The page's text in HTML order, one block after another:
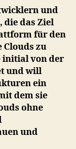
und
die das Ziel
für den
Clouds zu
initial von der
und will
ein
dem sie
ohne
und